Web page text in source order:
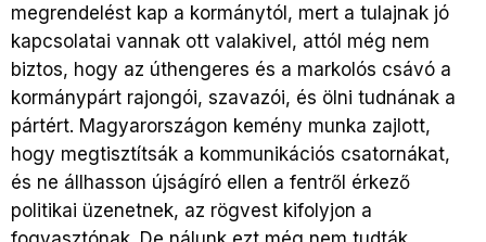
megrendelést kap a kormánytól, mert a tulajnak jó
kapcsolatai vannak ott valakivel, attól még nem
biztos, hogy az úthengeres és a markolós csávó a
kormánypárt rajongói, szavazói, és ölni tudnának a
pártért. Magyarországon kemény munka zajlott,
hogy megtisztítsák a kommunikációs csatornákat,
és ne állhasson újságíró ellen a fentről érkező
politikai üzenetnek, az rögvest kifolyjon a